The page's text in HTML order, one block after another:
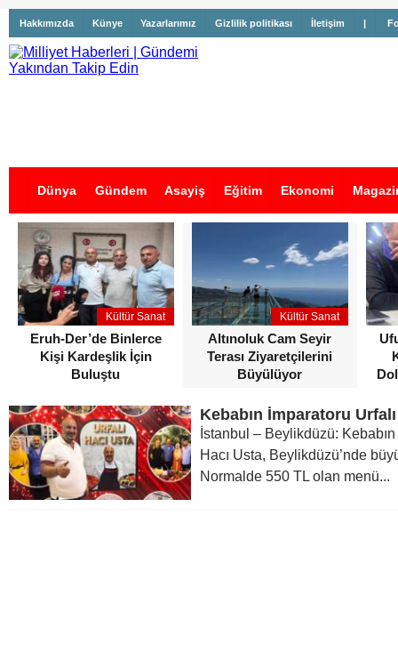
Hakkımızda Künye Yazarlarımız Gizlilik politikası İletişim |
Dünya Gündem Asayiş Eğitim Ekonomi
İş İlanları
Kültür Sanat
Eruh-Der’de Binlerce
Kişi Kardeşlik İçin
Buluştu
Kültür Sanat
Altınoluk Cam Seyir
Terası Ziyaretçilerini
Büyülüyor
İstanbul – Beylikdüzü:
Hacı Usta, Beylikdüzü’nde
Normalde 550 TL olan menü...